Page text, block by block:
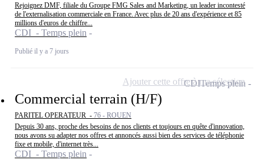
Rejoignez DMF, filiale du Groupe FMG Sales and Marketing, un leader incontesté
de l'externalisation commerciale en France. Avec plus de 20 ans d'expérience et 85
millions d'euros de chiffre...
CDI - Temps plein
Publié il y a 7 jours
Commercial terrain (H/F)
PARITEL OPERATEUR - 76 - ROUEN
Depuis 30 ans, proche des besoins de nos clients et toujours en quête d'innovation,
nous avons su adapter nos offres et annoncés aussi bien des services de téléphonie
fixe et mobile, d'internet très...
CDI - Temps plein
CDITemps plein
Ajouter cette offre à ma sélection